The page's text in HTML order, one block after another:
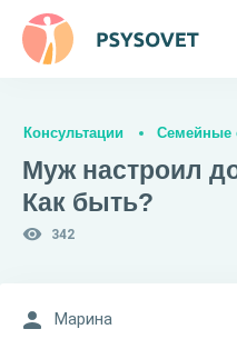
Консультации Семейные
Муж настроил
Как быть?
342
Марина